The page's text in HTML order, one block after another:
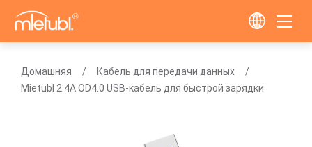
Домашняя
Кабель для передачи данных
Mietubl 2.4A OD4.0 USB-кабель для быстрой зарядки